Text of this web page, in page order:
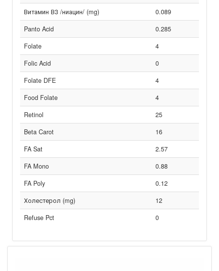
Витамин В3 /ниацин/ (mg)
0.089
Panto Acid
0.285
Folate
4
Folic Acid
0
Folate DFE
4
Food Folate
4
Retinol
25
Beta Carot
16
FA Sat
2.57
FA Mono
0.88
FA Poly
0.12
Холестерол (mg)
12
Refuse Pct
0